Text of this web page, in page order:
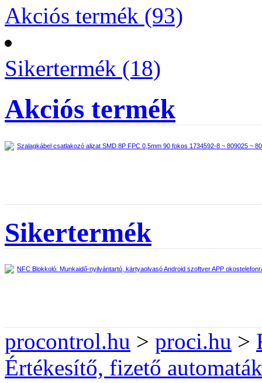
Akciós termék (93)
Sikertermék (18)
Akciós termék
Szalagkábel csatlakozó aljzat SMD 8P FPC 0,5mm 90 fokos 1734592-8 ~ 809025 ~
Sikertermék
NFC Blokkoló: Munkaidő-nyilvántartó, kártyaolvasó Android szoftver APP
procontrol.hu > proci.hu >
Értékesítő, fizető automaták